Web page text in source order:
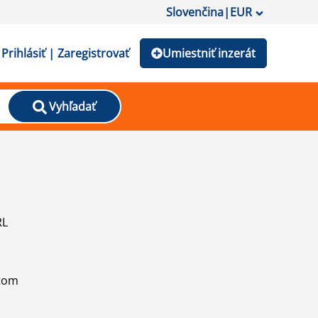
Slovenčina|EUR
Prihlásiť | Zaregistrovať Umiestniť inzerát
Vyhľadať